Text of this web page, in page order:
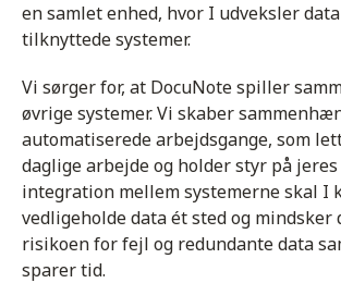
en samlet enhed, hvor I udveksler
tilknyttede systemer.
Vi sørger for, at DocuNote spiller
øvrige systemer. Vi skaber
automatiserede arbejdsgange, som
daglige arbejde og holder styr på jeres
integration mellem systemerne skal I
vedligeholde data ét sted og mindsker
risikoen for fejl og redundante data
sparer tid.